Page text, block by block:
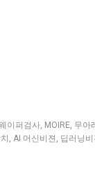
이퍼검사, MOIRE, 무아
, AI 머신비젼 , 딥러닝비